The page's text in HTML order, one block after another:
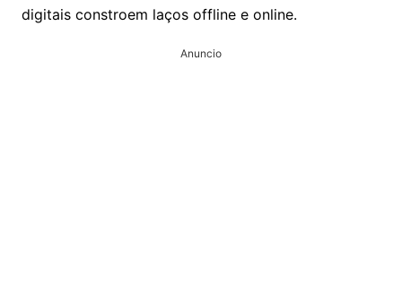
digitais constroem laços offline e online.
Anuncio